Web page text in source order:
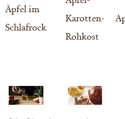
Äpfel im
Schlafrock
Karotten-
Rohkost